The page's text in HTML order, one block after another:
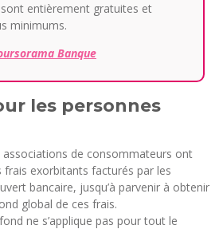
entièrement gratuites et
minimums.
Banque
les personnes
associations de consommateurs ont
frais exorbitants facturés par les
bancaire, jusqu’à parvenir à obtenir
global de ces frais.
ne s’applique pas pour tout le